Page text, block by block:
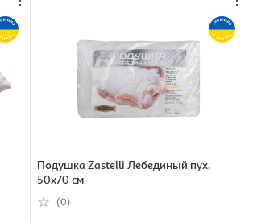
Подушка Zastelli Лебединый пух,
50х70 см
(0)